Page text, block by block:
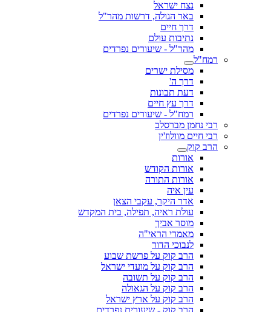
נצח ישראל
באר הגולה, דרשות מהר"ל
דרך חיים
נתיבות עולם
מהר"ל - שיעורים נפרדים
רמח"ל
מסילת ישרים
דרך ה'
דעת תבונות
דרך עץ חיים
רמח"ל - שיעורים נפרדים
רבי נחמן מברסלב
רבי חיים מוולוז'ין
הרב קוק
אורות
אורות הקודש
אורות התורה
עין איה
אדר היקר, עקבי הצאן
עולת ראיה, תפילה, בית המקדש
מוסר אביך
מאמרי הראי"ה
לנבוכי הדור
הרב קוק על פרשת שבוע
הרב קוק על מועדי ישראל
הרב קוק על תשובה
הרב קוק על הגאולה
הרב קוק על ארץ ישראל
הרב קוק - שיעורים נפרדים